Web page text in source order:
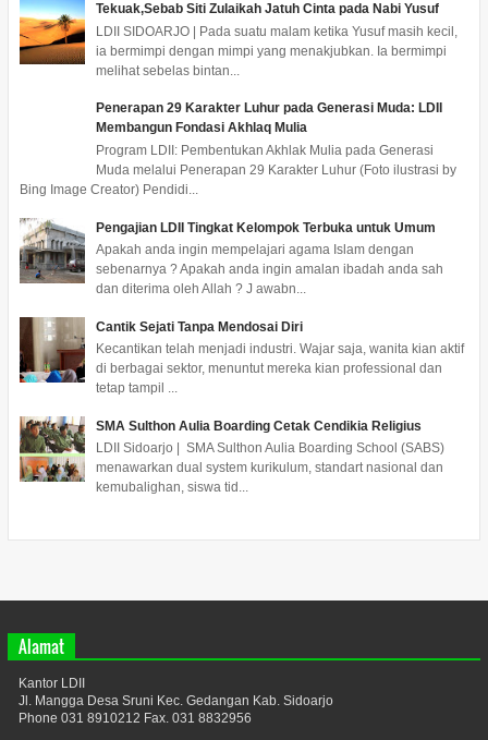
Tekuak,Sebab Siti Zulaikah Jatuh Cinta pada Nabi Yusuf
LDII SIDOARJO | Pada suatu malam ketika Yusuf masih kecil,
ia bermimpi dengan mimpi yang menakjubkan. Ia bermimpi
melihat sebelas bintan...
Penerapan 29 Karakter Luhur pada Generasi Muda: LDII
Membangun Fondasi Akhlaq Mulia
Program LDII: Pembentukan Akhlak Mulia pada Generasi
Muda melalui Penerapan 29 Karakter Luhur (Foto ilustrasi by
Bing Image Creator) Pendidi...
Pengajian LDII Tingkat Kelompok Terbuka untuk Umum
Apakah anda ingin mempelajari agama Islam dengan
sebenarnya ? Apakah anda ingin amalan ibadah anda sah
dan diterima oleh Allah ? J awabn...
Cantik Sejati Tanpa Mendosai Diri
Kecantikan telah menjadi industri. Wajar saja, wanita kian aktif
di berbagai sektor, menuntut mereka kian professional dan
tetap tampil ...
SMA Sulthon Aulia Boarding Cetak Cendikia Religius
LDII Sidoarjo | SMA Sulthon Aulia Boarding School (SABS)
menawarkan dual system kurikulum, standart nasional dan
kemubalighan, siswa tid...
Alamat
Kantor LDII
Jl. Mangga Desa Sruni Kec. Gedangan Kab. Sidoarjo
Phone 031 8910212 Fax. 031 8832956